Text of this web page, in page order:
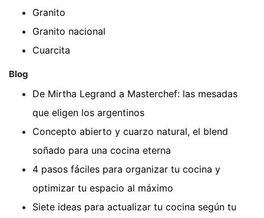
Granito
Granito nacional
Cuarcita
Blog
De Mirtha Legrand a Masterchef: las mesadas
que eligen los argentinos
Concepto abierto y cuarzo natural, el blend
soñado para una cocina eterna
4 pasos fáciles para organizar tu cocina y
optimizar tu espacio al máximo
Siete ideas para actualizar tu cocina según tu